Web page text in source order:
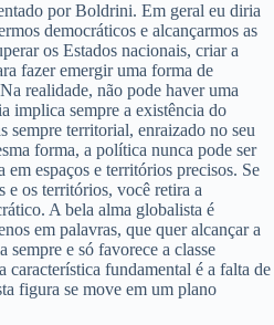
por Boldrini. Em geral eu diria
democráticos e alcançarmos as
os Estados nacionais, criar a
fazer emergir uma forma de
realidade, não pode haver uma
implica sempre a existência do
sempre territorial, enraizado no seu
forma, a política nunca pode ser
em espaços e territórios precisos. Se
e os territórios, você retira a
A bela alma globalista é
em palavras, que quer alcançar a
sempre e só favorece a classe
característica fundamental é a falta de
figura se move em um plano